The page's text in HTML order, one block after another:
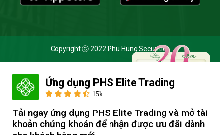
Cookie và chính sách bảo mật
Bằng cách nhấp vào 'Cho phép cookie', bạn đồng ý với việc
lưu trữ tất cả các cookie trên thiết bị của mình và đồng ý
vớiThông báo Xử lý dữ liệu cá nhâncủa Chứng khoán Phú
Copyright ⓒ 2022 Phu Hung Securities
Ứng dụng PHS Elite Trading
15k
Tải ngay ứng dụng PHS Elite Trading và mở tài
khoản chứng khoán để nhận được ưu đãi dành